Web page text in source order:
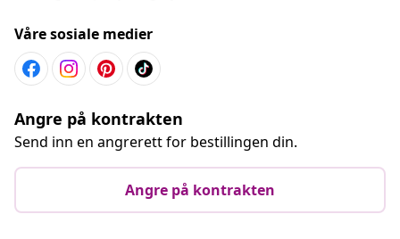
Våre sosiale medier
Angre på kontrakten
Send inn en angrerett for bestillingen din.
Angre på kontrakten